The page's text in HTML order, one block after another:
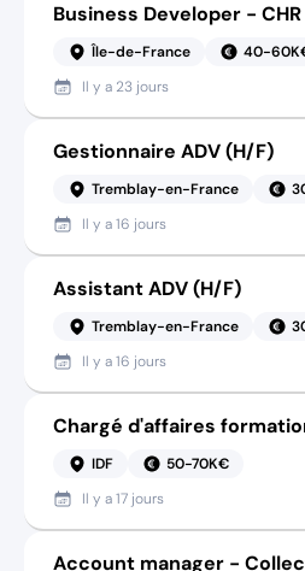
Business Developer - CHR
Île-de-France
40-
Il y a 23 jours
Gestionnaire ADV (H/F)
Tremblay-en-France
Il y a16 jours
Assistant ADV (H/F)
Tremblay-en-France
Il y a16 jours
Chargé d'affaires
IDF
50-70K€
Il y a17 jours
Account manager -